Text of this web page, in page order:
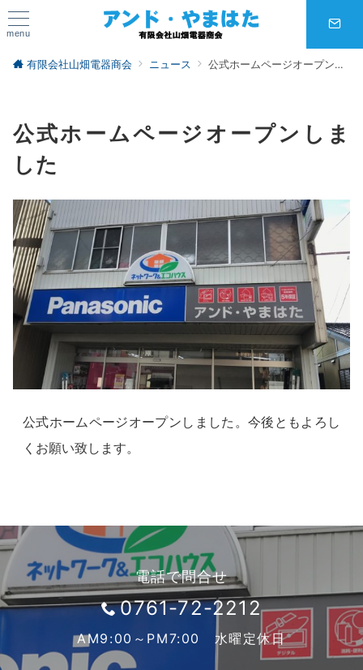
menu
有限会社山畑電器商会 ニュース 公式ホームページオープンしました
公式ホームページオープンしま
した
公式ホームページオープンしました。今後ともよろし
くお願い致します。
電話で問合せ
0761-72-2212
AM9:00～PM7:00 水曜定休日